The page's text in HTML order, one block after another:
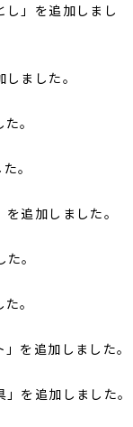
」を追加しまし
ました。
。
。
追加しました。
。
。
を追加しました。
を追加しました。